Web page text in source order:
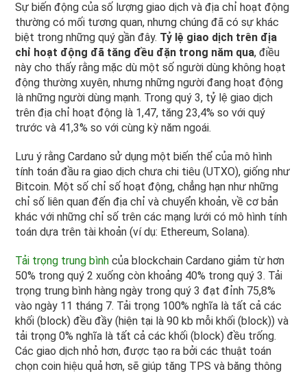
Sự biến động của số lượng giao dịch và địa chỉ hoạt động
thường có mối tương quan, nhưng chúng đã có sự khác
biệt trong những quý gần đây. Tỷ lệ giao dịch trên địa
chỉ hoạt động đã tăng đều đặn trong năm qua, điều
này cho thấy rằng mặc dù một số người dùng không hoạt
động thường xuyên, nhưng những người đang hoạt động
là những người dùng mạnh. Trong quý 3, tỷ lệ giao dịch
trên địa chỉ hoạt động là 1,47, tăng 23,4% so với quý
trước và 41,3% so với cùng kỳ năm ngoái.
Lưu ý rằng Cardano sử dụng một biến thể của mô hình
tính toán đầu ra giao dịch chưa chi tiêu (UTXO), giống như
Bitcoin. Một số chỉ số hoạt động, chẳng hạn như những
chỉ số liên quan đến địa chỉ và chuyển khoản, về cơ bản
khác với những chỉ số trên các mạng lưới có mô hình tính
toán dựa trên tài khoản (ví dụ: Ethereum, Solana).
Tải trọng trung bình của blockchain Cardano giảm từ hơn
50% trong quý 2 xuống còn khoảng 40% trong quý 3. Tải
trọng trung bình hàng ngày trong quý 3 đạt đỉnh 75,8%
vào ngày 11 tháng 7. Tải trọng 100% nghĩa là tất cả các
khối (block) đều đầy (hiện tại là 90 kb mỗi khối (block)) và
tải trọng 0% nghĩa là tất cả các khối (block) đều trống.
Các giao dịch nhỏ hơn, được tạo ra bởi các thuật toán
chọn coin hiệu quả hơn, sẽ giúp tăng TPS và băng thông